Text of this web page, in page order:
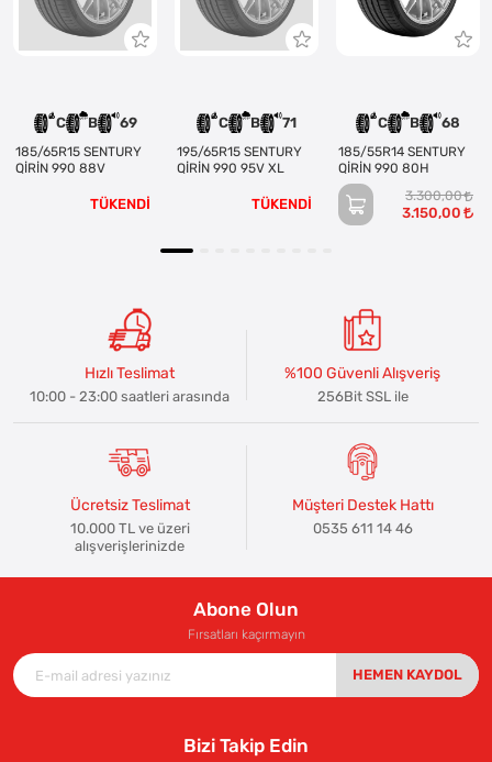
C B 69
185/65R15 SENTURY
QİRİN 990 88V
TÜKENDİ
C B 71
195/65R15 SENTURY
QİRİN 990 95V XL
TÜKENDİ
C B 68
185/55R14 SENTURY
QİRİN 990 80H
3.300,00
3.150,00
Hızlı Teslimat
10:00 - 23:00 saatleri arasında
%100 Güvenli Alışveriş
256Bit SSL ile
Ücretsiz Teslimat
10.000 TL ve üzeri
alışverişlerinizde
Müşteri Destek Hattı
0535 611 14 46
Abone Olun
Fırsatları kaçırmayın
HEMEN KAYDOL
Bizi Takip Edin